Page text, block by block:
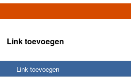
Link toevoegen
Link toevoegen